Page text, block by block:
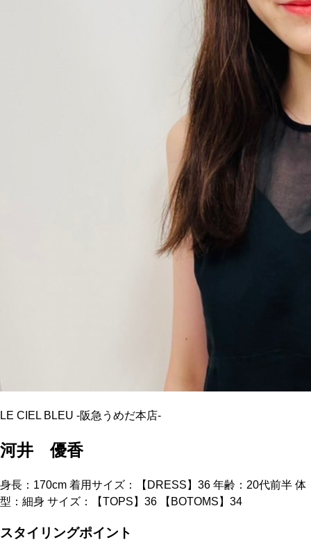
LE CIEL BLEU -阪急うめだ本店-
河井 優香
身長：170cm 着用サイズ：【DRESS】36 年齢：20代前半 体
型：細身 サイズ：【TOPS】36 【BOTOMS】34
スタイリングポイント